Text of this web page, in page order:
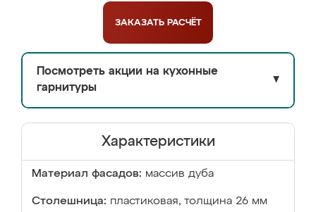
ЗАКАЗАТЬ РАСЧЁТ
Посмотреть акции на кухонные
гарнитуры
▼
Характеристики
Материал фасадов: массив дуба
Столешница: пластиковая, толщина 26 мм